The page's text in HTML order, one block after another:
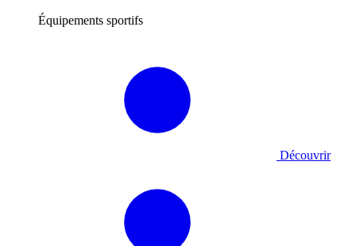
Équipements sportifs
Découvrir